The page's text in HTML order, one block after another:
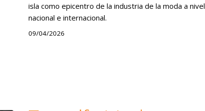
isla como epicentro de la industria de la moda a nivel
nacional e internacional.
09/04/2026